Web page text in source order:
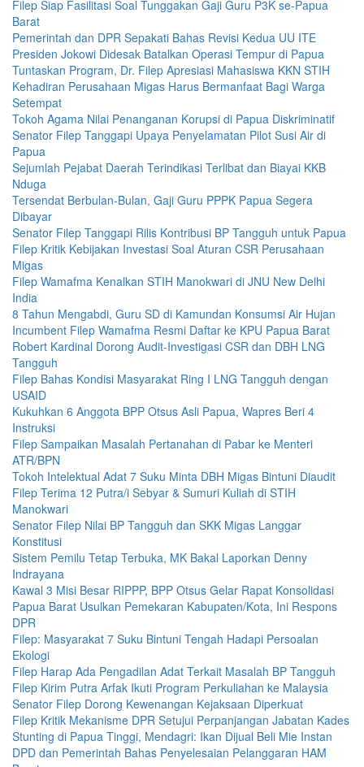
Filep Siap Fasilitasi Soal Tunggakan Gaji Guru P3K se-Papua
Barat
Pemerintah dan DPR Sepakati Bahas Revisi Kedua UU ITE
Presiden Jokowi Didesak Batalkan Operasi Tempur di Papua
Tuntaskan Program, Dr. Filep Apresiasi Mahasiswa KKN STIH
Kehadiran Perusahaan Migas Harus Bermanfaat Bagi Warga
Setempat
Tokoh Agama Nilai Penanganan Korupsi di Papua Diskriminatif
Senator Filep Tanggapi Upaya Penyelamatan Pilot Susi Air di
Papua
Sejumlah Pejabat Daerah Terindikasi Terlibat dan Biayai KKB
Nduga
Tersendat Berbulan-Bulan, Gaji Guru PPPK Papua Segera
Dibayar
Senator Filep Tanggapi Rilis Kontribusi BP Tangguh untuk Papua
Filep Kritik Kebijakan Investasi Soal Aturan CSR Perusahaan
Migas
Filep Wamafma Kenalkan STIH Manokwari di JNU New Delhi
India
8 Tahun Mengabdi, Guru SD di Kamundan Konsumsi Air Hujan
Incumbent Filep Wamafma Resmi Daftar ke KPU Papua Barat
Robert Kardinal Dorong Audit-Investigasi CSR dan DBH LNG
Tangguh
Filep Bahas Kondisi Masyarakat Ring I LNG Tangguh dengan
USAID
Kukuhkan 6 Anggota BPP Otsus Asli Papua, Wapres Beri 4
Instruksi
Filep Sampaikan Masalah Pertanahan di Pabar ke Menteri
ATR/BPN
Tokoh Intelektual Adat 7 Suku Minta DBH Migas Bintuni Diaudit
Filep Terima 12 Putra/i Sebyar & Sumuri Kuliah di STIH
Manokwari
Senator Filep Nilai BP Tangguh dan SKK Migas Langgar
Konstitusi
Sistem Pemilu Tetap Terbuka, MK Bakal Laporkan Denny
Indrayana
Kawal 3 Misi Besar RIPPP, BPP Otsus Gelar Rapat Konsolidasi
Papua Barat Usulkan Pemekaran Kabupaten/Kota, Ini Respons
DPR
Filep: Masyarakat 7 Suku Bintuni Tengah Hadapi Persoalan
Ekologi
Filep Harap Ada Pengadilan Adat Terkait Masalah BP Tangguh
Filep Kirim Putra Arfak Ikuti Program Perkuliahan ke Malaysia
Senator Filep Dorong Kewenangan Kejaksaan Diperkuat
Filep Kritik Mekanisme DPR Setujui Perpanjangan Jabatan Kades
Stunting di Papua Tinggi, Mendagri: Ikan Dijual Beli Mie Instan
DPD dan Pemerintah Bahas Penyelesaian Pelanggaran HAM